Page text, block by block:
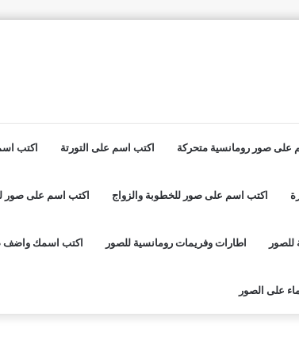
على صور رومانسية متحركة اكتب اسم على التورتة اكتب
اكتب اسم على صور للخطوبة والزواج اكتب اسم على صور
اطارات وفريمات رومانسية للصور اكتب اسمك واضف
على الصور